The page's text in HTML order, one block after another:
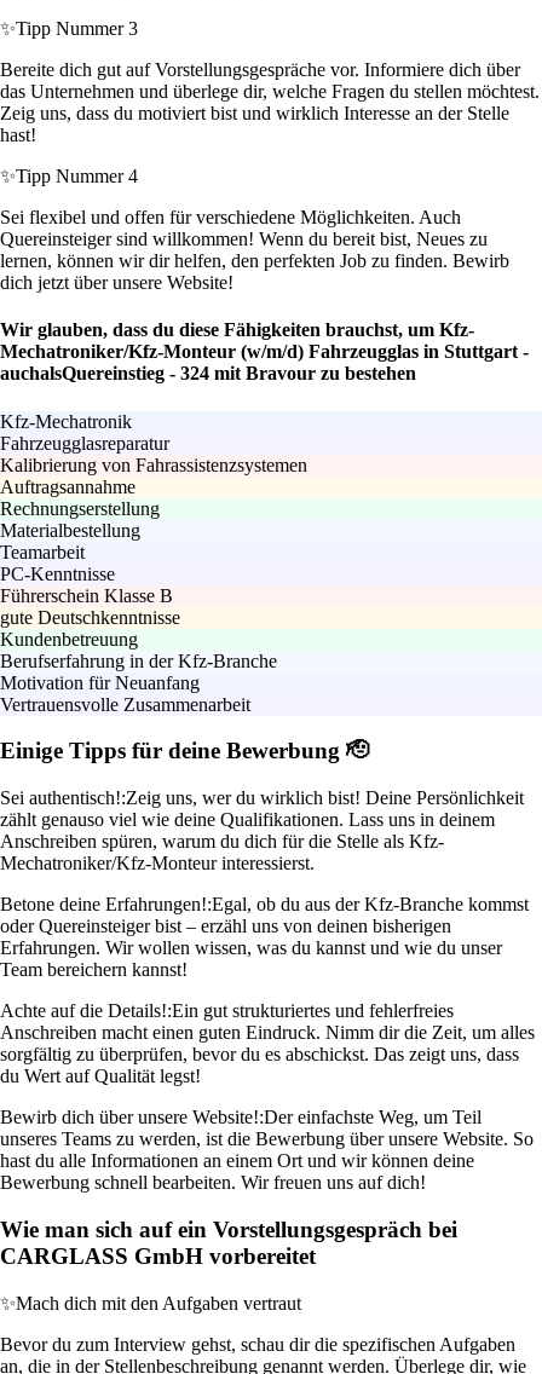
✨Tipp Nummer 3
Bereite dich gut auf Vorstellungsgespräche vor. Informiere dich über
das Unternehmen und überlege dir, welche Fragen du stellen möchtest.
Zeig uns, dass du motiviert bist und wirklich Interesse an der Stelle
hast!
✨Tipp Nummer 4
Sei flexibel und offen für verschiedene Möglichkeiten. Auch
Quereinsteiger sind willkommen! Wenn du bereit bist, Neues zu
lernen, können wir dir helfen, den perfekten Job zu finden. Bewirb
dich jetzt über unsere Website!
Wir glauben, dass du diese Fähigkeiten brauchst, um Kfz-
Mechatroniker/Kfz-Monteur (w/m/d) Fahrzeugglas in Stuttgart -
auchalsQuereinstieg - 324 mit Bravour zu bestehen
Kfz-Mechatronik
Fahrzeugglasreparatur
Kalibrierung von Fahrassistenzsystemen
Auftragsannahme
Rechnungserstellung
Materialbestellung
Teamarbeit
PC-Kenntnisse
Führerschein Klasse B
gute Deutschkenntnisse
Kundenbetreuung
Berufserfahrung in der Kfz-Branche
Motivation für Neuanfang
Vertrauensvolle Zusammenarbeit
Einige Tipps für deine Bewerbung 🫡
Sei authentisch!:Zeig uns, wer du wirklich bist! Deine Persönlichkeit
zählt genauso viel wie deine Qualifikationen. Lass uns in deinem
Anschreiben spüren, warum du dich für die Stelle als Kfz-
Mechatroniker/Kfz-Monteur interessierst.
Betone deine Erfahrungen!:Egal, ob du aus der Kfz-Branche kommst
oder Quereinsteiger bist – erzähl uns von deinen bisherigen
Erfahrungen. Wir wollen wissen, was du kannst und wie du unser
Team bereichern kannst!
Achte auf die Details!:Ein gut strukturiertes und fehlerfreies
Anschreiben macht einen guten Eindruck. Nimm dir die Zeit, um alles
sorgfältig zu überprüfen, bevor du es abschickst. Das zeigt uns, dass
du Wert auf Qualität legst!
Bewirb dich über unsere Website!:Der einfachste Weg, um Teil
unseres Teams zu werden, ist die Bewerbung über unsere Website. So
hast du alle Informationen an einem Ort und wir können deine
Bewerbung schnell bearbeiten. Wir freuen uns auf dich!
Wie man sich auf ein Vorstellungsgespräch bei
CARGLASS GmbH vorbereitet
✨Mach dich mit den Aufgaben vertraut
Bevor du zum Interview gehst, schau dir die spezifischen Aufgaben
an, die in der Stellenbeschreibung genannt werden. Überlege dir, wie